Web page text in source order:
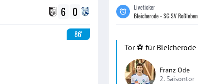
6 0
86'
Liveticker
Bleicherode - SG SV Roßleben
Tor ⚽️ für Bleicherode
Franz Ode
2. Saisontor